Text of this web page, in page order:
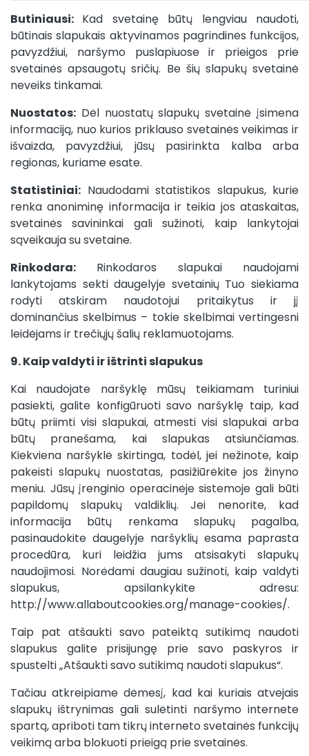
Butiniausi: Kad svetainę būtų lengviau naudoti,
būtinais slapukais aktyvinamos pagrindinės funkcijos,
pavyzdžiui, naršymo puslapiuose ir prieigos prie
svetainės apsaugotų sričių. Be šių slapukų svetainė
neveiks tinkamai.
Nuostatos: Dėl nuostatų slapukų svetainė įsimena
informaciją, nuo kurios priklauso svetainės veikimas ir
išvaizda, pavyzdžiui, jūsų pasirinkta kalba arba
regionas, kuriame esate.
Statistiniai: Naudodami statistikos slapukus, kurie
renka anoniminę informacija ir teikia jos ataskaitas,
svetainės savininkai gali sužinoti, kaip lankytojai
sąveikauja su svetaine.
Rinkodara: Rinkodaros slapukai naudojami
lankytojams sekti daugelyje svetainių Tuo siekiama
rodyti atskiram naudotojui pritaikytus ir jį
dominančius skelbimus – tokie skelbimai vertingesni
leidėjams ir trečiųjų šalių reklamuotojams.
9. Kaip valdyti ir ištrinti slapukus
Kai naudojate naršyklę mūsų teikiamam turiniui
pasiekti, galite konfigūruoti savo naršyklę taip, kad
būtų priimti visi slapukai, atmesti visi slapukai arba
būtų pranešama, kai slapukas atsiunčiamas.
Kiekviena naršyklė skirtinga, todėl, jei nežinote, kaip
pakeisti slapukų nuostatas, pasižiūrėkite jos žinyno
meniu. Jūsų įrenginio operacinėje sistemoje gali būti
papildomų slapukų valdiklių. Jei nenorite, kad
informacija būtų renkama slapukų pagalba,
pasinaudokite daugelyje naršyklių esama paprasta
procedūra, kuri leidžia jums atsisakyti slapukų
naudojimosi. Norėdami daugiau sužinoti, kaip valdyti
slapukus, apsilankykite adresu:
http://www.allaboutcookies.org/manage-cookies/.
Taip pat atšaukti savo pateiktą sutikimą naudoti
slapukus galite prisijungę prie savo paskyros ir
spustelti „Atšaukti savo sutikimą naudoti slapukus“.
Tačiau atkreipiame dėmesį, kad kai kuriais atvejais
slapukų ištrynimas gali sulėtinti naršymo internete
spartą, apriboti tam tikrų interneto svetainės funkcijų
veikimą arba blokuoti prieigą prie svetainės.